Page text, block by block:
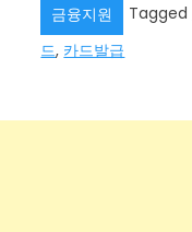
금융지원 Tagged
드, 카드발급